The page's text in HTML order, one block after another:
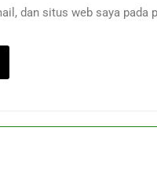
dan situs web saya